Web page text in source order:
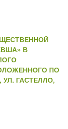
В
ПО
ГАСТЕЛЛО,